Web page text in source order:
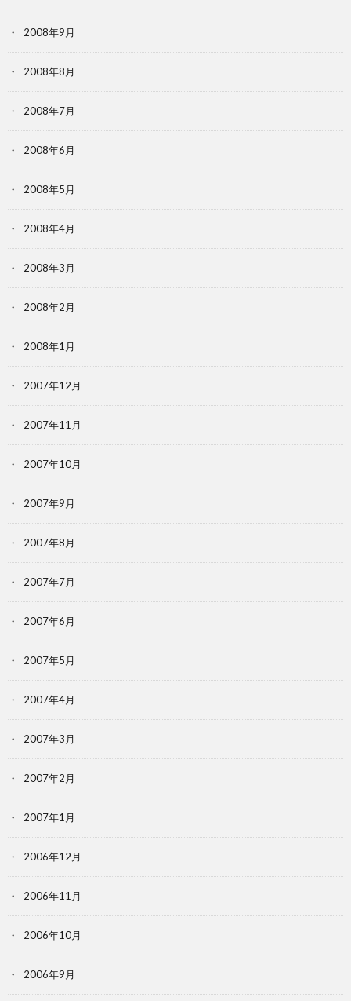
2008年9月
2008年8月
2008年7月
2008年6月
2008年5月
2008年4月
2008年3月
2008年2月
2008年1月
2007年12月
2007年11月
2007年10月
2007年9月
2007年8月
2007年7月
2007年6月
2007年5月
2007年4月
2007年3月
2007年2月
2007年1月
2006年12月
2006年11月
2006年10月
2006年9月